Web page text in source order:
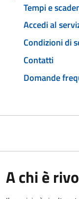
Tempi e
Accedi al
Condizioni di
Contatti
Domande
A chi è